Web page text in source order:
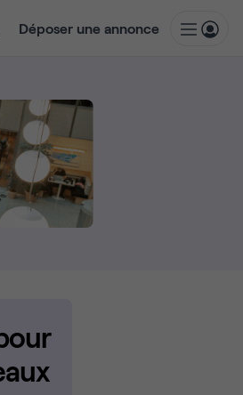
Déposer une annonce